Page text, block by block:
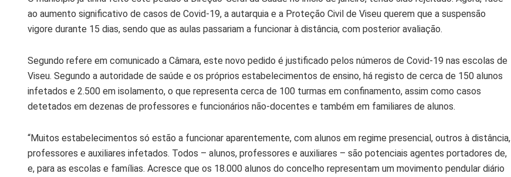
ao aumento significativo de casos de Covid-19, a autarquia e a Proteção Civil de Viseu querem que a suspensão
vigore durante 15 dias, sendo que as aulas passariam a funcionar à distância, com posterior avaliação.
Segundo refere em comunicado a Câmara, este novo pedido é justificado pelos números de Covid-19 nas escolas de
Viseu. Segundo a autoridade de saúde e os próprios estabelecimentos de ensino, há registo de cerca de 150 alunos
infetados e 2.500 em isolamento, o que representa cerca de 100 turmas em confinamento, assim como casos
detetados em dezenas de professores e funcionários não-docentes e também em familiares de alunos.
“Muitos estabelecimentos só estão a funcionar aparentemente, com alunos em regime presencial, outros à distância,
professores e auxiliares infetados. Todos – alunos, professores e auxiliares – são potenciais agentes portadores de,
e, para as escolas e famílias. Acresce que os 18.000 alunos do concelho representam um movimento pendular diário